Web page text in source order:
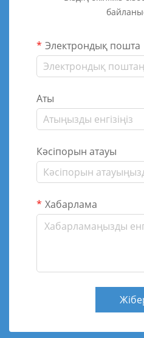
Электрондық пошта
Аты
Кәсіпорын атауы
Хабарлама